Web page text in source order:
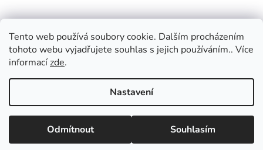
Tento web používá soubory cookie. Dalším procházením
tohoto webu vyjadřujete souhlas s jejich používáním.. Více
informacízde.
Nastavení
Odmítnout Souhlasím
Vážení zákazníci, v případě dotazů vás prosíme
o přednostní e-mailovou komunikaci, kterou
vyřizujeme průběžně po celý den. Pokud
upřednostňujete telefonický kontakt, napište